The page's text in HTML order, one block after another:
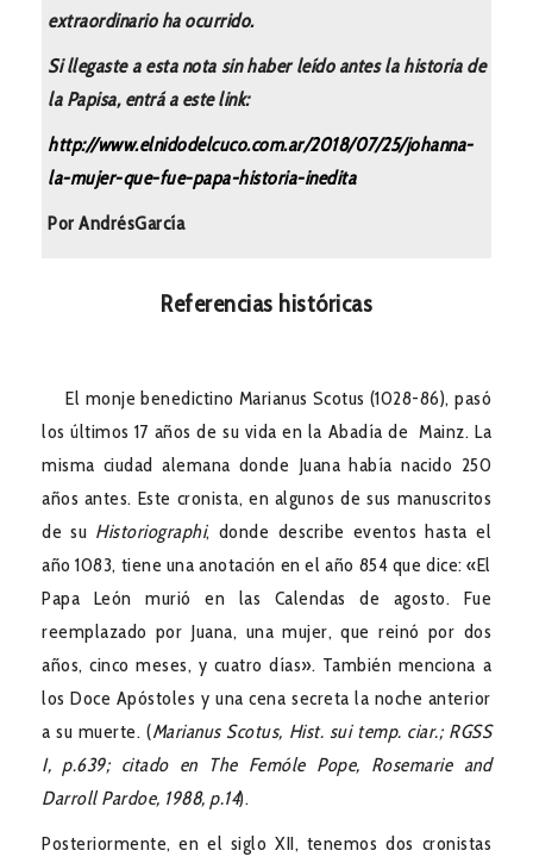
extraordinario ha ocurrido.
Si llegaste a esta nota sin haber leído antes la historia de
la Papisa, entrá a este link:
http://www.elnidodelcuco.com.ar/2018/07/25/johanna-
la-mujer-que-fue-papa-historia-inedita
Por AndrésGarcía
Referencias históricas
El monje benedictino Marianus Scotus (1028-86), pasó
los últimos 17 años de su vida en la Abadía de Mainz. La
misma ciudad alemana donde Juana había nacido 250
años antes. Este cronista, en algunos de sus manuscritos
de su Historiographi, donde describe eventos hasta el
año 1083, tiene una anotación en el año 854 que dice: «El
Papa León murió en las Calendas de agosto. Fue
reemplazado por Juana, una mujer, que reinó por dos
años, cinco meses, y cuatro días». También menciona a
los Doce Apóstoles y una cena secreta la noche anterior
a su muerte. (Marianus Scotus, Hist. sui temp. ciar.; RGSS
I, p.639; citado en The Femóle Pope, Rosemarie and
Darroll Pardoe, 1988, p.14).
Posteriormente, en el siglo XII, tenemos dos cronistas